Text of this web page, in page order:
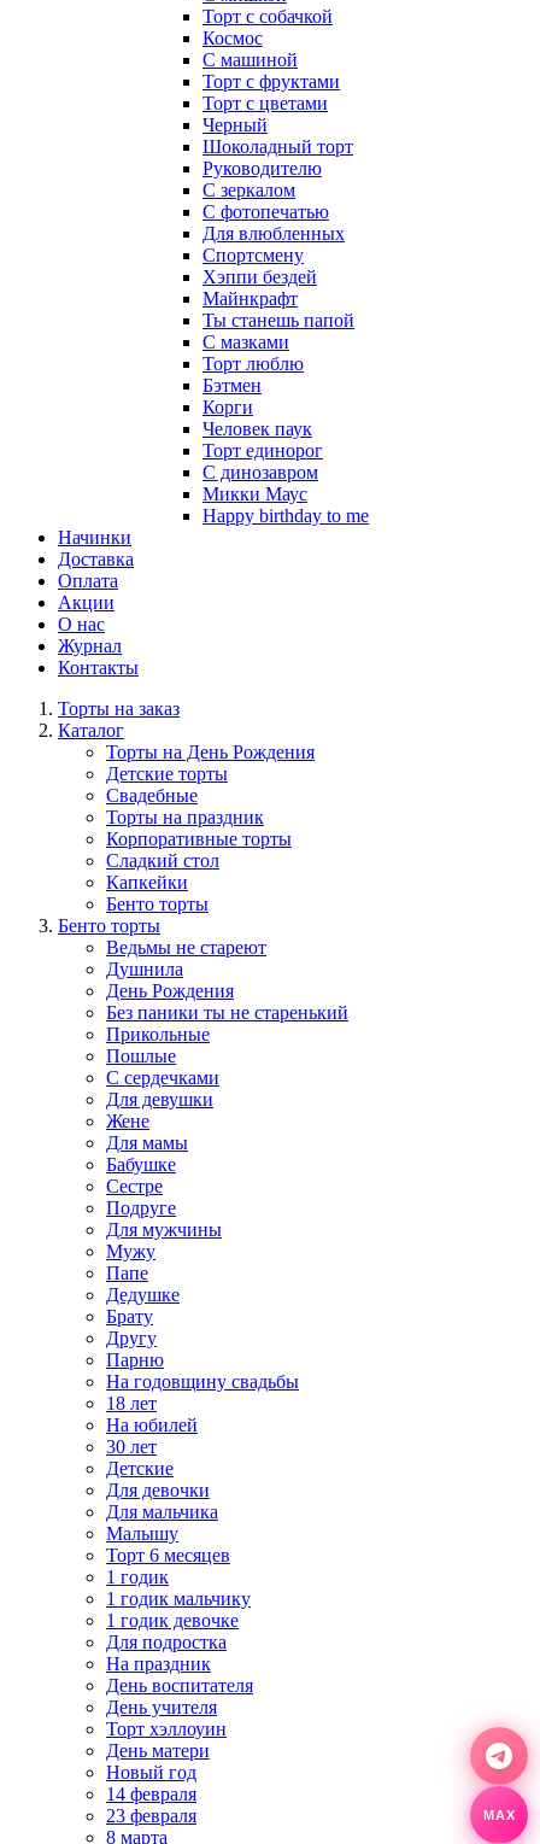
Торт с собачкой
Космос
С машиной
Торт с фруктами
Торт с цветами
Черный
Шоколадный торт
Руководителю
С зеркалом
С фотопечатью
Для влюбленных
Спортсмену
Хэппи бездей
Майнкрафт
Ты станешь папой
С мазками
Торт люблю
Бэтмен
Корги
Человек паук
Торт единорог
С динозавром
Микки Маус
Happy birthday to me
Начинки
Доставка
Оплата
Акции
О нас
Журнал
Контакты
Торты на заказ
Каталог
Торты на День Рождения
Детские торты
Свадебные
Торты на праздник
Корпоративные торты
Сладкий стол
Капкейки
Бенто торты
Бенто торты
Ведьмы не стареют
Душнила
День Рождения
Без паники ты не старенький
Прикольные
Пошлые
С сердечками
Для девушки
Жене
Для мамы
Бабушке
Сестре
Подруге
Для мужчины
Мужу
Папе
Дедушке
Брату
Другу
Парню
На годовщину свадьбы
18 лет
На юбилей
30 лет
Детские
Для девочки
Для мальчика
Малышу
Торт 6 месяцев
1 годик
1 годик мальчику
1 годик девочке
Для подростка
На праздник
День воспитателя
День учителя
Торт хэллоуин
День матери
Новый год
14 февраля
23 февраля
8 марта
MAX